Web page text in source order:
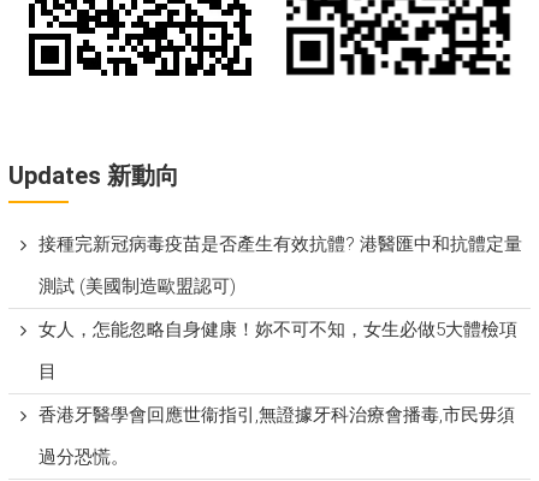
Updates 新動向
接種完新冠病毒疫苗是否產生有效抗體? 港醫匯中和抗體定量
測試 (美國制造歐盟認可)
女人，怎能忽略自身健康！妳不可不知，女生必做5大體檢項
目
香港牙醫學會回應世衞指引,無證據牙科治療會播毒,市民毋須
過分恐慌。